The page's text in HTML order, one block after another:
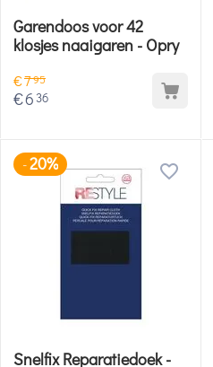
Garendoos voor 42
klosjes naaigaren - Opry
€795
€6 36
-20%
Snelfix Reparatiedoek -